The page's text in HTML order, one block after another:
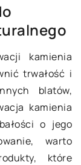
kamienia
trwałość i
blatów,
kamienia
o jego
warto
które